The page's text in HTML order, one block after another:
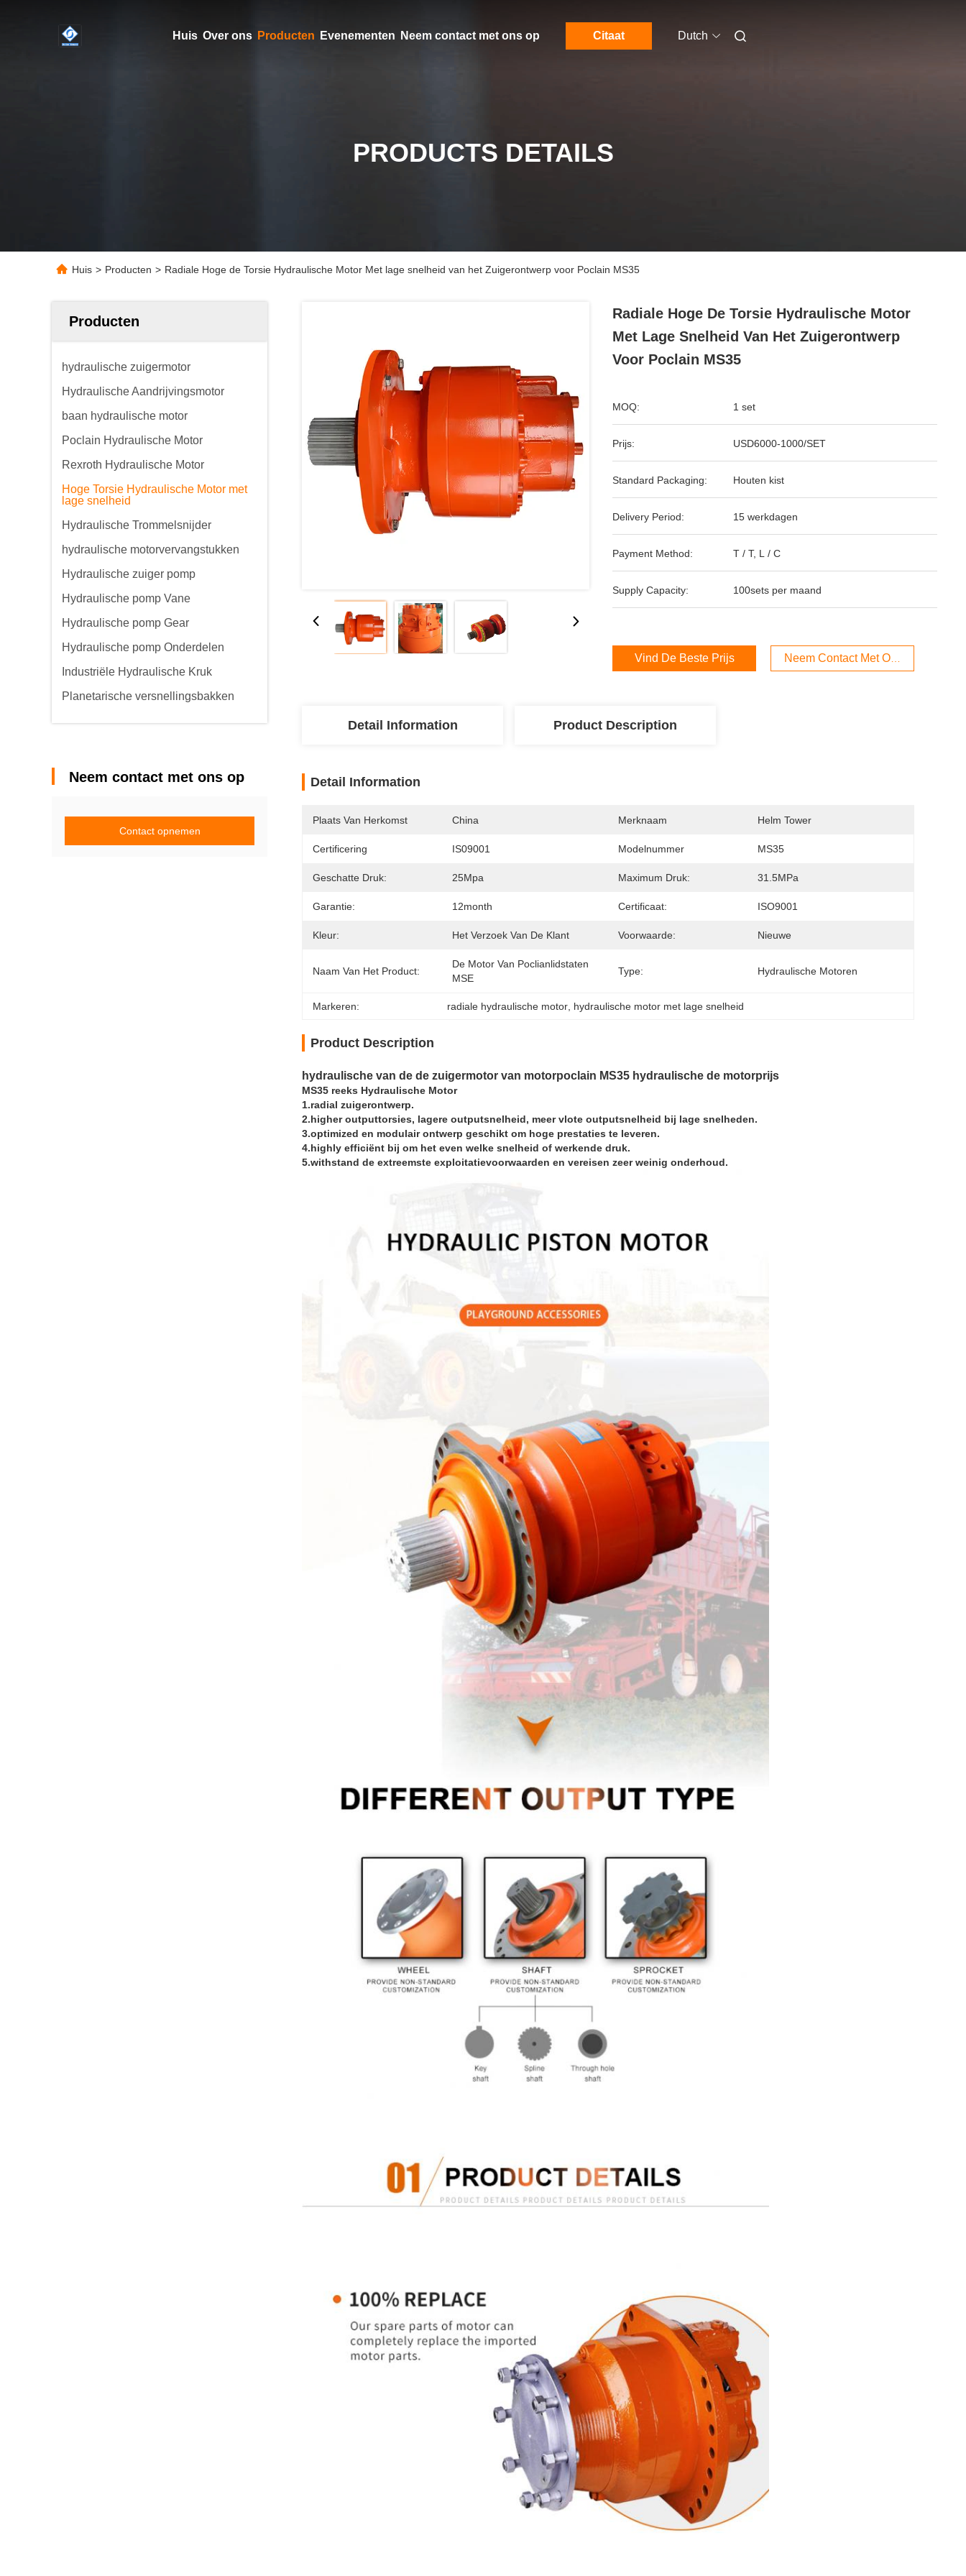
Huis Over ons Producten Evenementen Neem contact met ons op Citaat Dutch
PRODUCTS DETAILS
Huis > Producten > Radiale Hoge de Torsie Hydraulische Motor Met lage snelheid van het Zuigerontwerp voor Poclain MS35
Producten
hydraulische zuigermotor
Hydraulische Aandrijvingsmotor
baan hydraulische motor
Poclain Hydraulische Motor
Rexroth Hydraulische Motor
Hoge Torsie Hydraulische Motor met
lage snelheid
Hydraulische Trommelsnijder
hydraulische motorvervangstukken
Hydraulische zuiger pomp
Hydraulische pomp Vane
Hydraulische pomp Gear
Hydraulische pomp Onderdelen
Industriële Hydraulische Kruk
Planetarische versnellingsbakken
Neem contact met ons op
Contact opnemen
Radiale Hoge De Torsie Hydraulische Motor
Met Lage Snelheid Van Het Zuigerontwerp
Voor Poclain MS35
MOQ: 1 set
Prijs: USD6000-1000/SET
Standard Packaging: Houten kist
Delivery Period: 15 werkdagen
Payment Method: T / T, L / C
Supply Capacity: 100sets per maand
Vind De Beste Prijs Neem Contact Met Ons Op
Detail Information Product Description
Detail Information
Plaats Van Herkomst China Merknaam Helm Tower
Certificering IS09001 Modelnummer MS35
Geschatte Druk: 25Mpa Maximum Druk: 31.5MPa
Garantie: 12month Certificaat: ISO9001
Kleur: Het Verzoek Van De Klant Voorwaarde: Nieuwe
Naam Van Het Product:
De Motor Van Poclianlidstaten
MSE
Type: Hydraulische Motoren
Markeren: radiale hydraulische motor hydraulische motor met lage snelheid
Product Description
hydraulische van de de zuigermotor van motorpoclain MS35 hydraulische de motorprijs
MS35 reeks Hydraulische Motor
1.radial zuigerontwerp.
2.higher outputtorsies, lagere outputsnelheid, meer vlote outputsnelheid bij lage snelheden.
3.optimized en modulair ontwerp geschikt om hoge prestaties te leveren.
4.highly efficiënt bij om het even welke snelheid of werkende druk.
5.withstand de extreemste exploitatievoorwaarden en vereisen zeer weinig onderhoud.